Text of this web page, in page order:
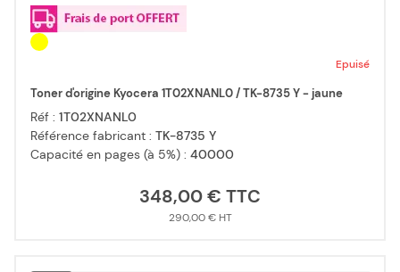
Epuisé
Toner d'origine Kyocera 1T02XNANL0 / TK-8735 Y - jaune
Réf : 1T02XNANL0
Référence fabricant : TK-8735 Y
Capacité en pages (à 5%) : 40000
348,00 €
290,00 €